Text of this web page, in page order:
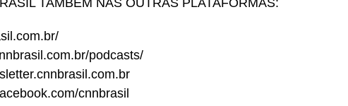
TAMBÉM NAS OUTRAS PLATAFORMAS:
podcasts/
cnnbrasil